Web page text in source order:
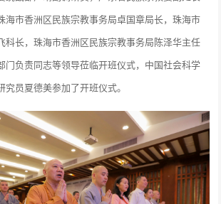
海市香洲区民族宗教事务局卓国章局长，珠海市
科长，珠海市香洲区民族宗教事务局陈泽华主任
门负责同志等领导莅临开班仪式，中国社会科学
员夏德美参加了开班仪式。